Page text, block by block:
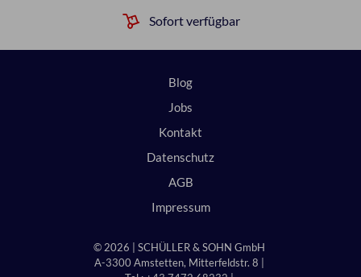
Sofort verfügbar
© 2026 | SCHÜLLER & SOHN GmbH
A-3300 Amstetten, Mitterfeldstr. 8 |
Blog
Jobs
Kontakt
Datenschutz
AGB
Impressum